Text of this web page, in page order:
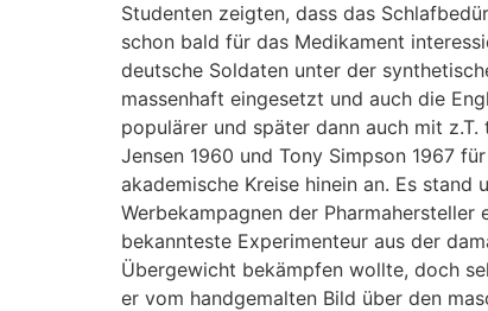
Studenten zeigten, dass das
schon bald für das Medikament
deutsche Soldaten unter der
massenhaft eingesetzt und auch die
populärer und später dann auch mit
Jensen 1960 und Tony Simpson 1967
akademische Kreise hinein an. Es
Werbekampagnen der
bekannteste Experimenteur aus der
Übergewicht bekämpfen wollte, doch
er vom handgemalten Bild über den